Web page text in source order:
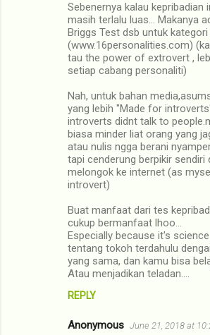
Sebenernya kalau
masih terlalu luas... Makanya
Briggs Test dsb untuk kategori
(www.16personalities.com)
tau the power of extrovert ,
setiap cabang personaliti)
Nah, untuk bahan
yang lebih "Made for
introverts didnt talk to
biasa minder liat orang yang
atau nulis ngga berani
tapi cenderung berpikir sendiri
melongok ke internet (as
introvert)
Buat manfaat dari tes
cukup bermanfaat lhoo...
Especially because it's
tentang tokoh terdahulu
yang sama, dan kamu bisa
Atau menjadikan teladan....
REPLY
Anonymous June 21, 2018 at